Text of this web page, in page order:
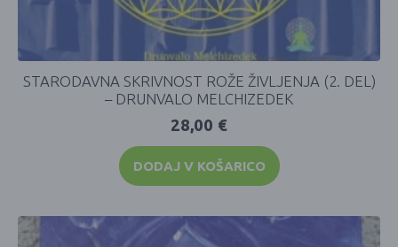
STARODAVNA SKRIVNOST ROŽE ŽIVLJENJA (2. DEL)
– DRUNVALO MELCHIZEDEK
28,00 €
DODAJ V KOŠARICO